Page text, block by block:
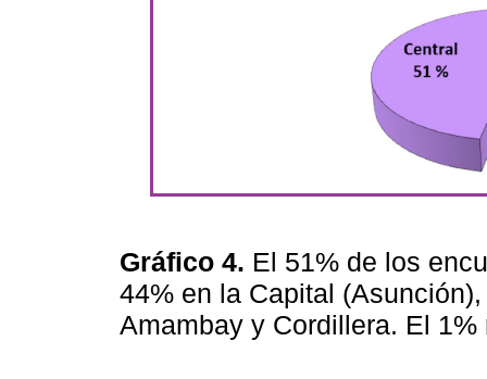
Gráfico 4. El 51% de los
44% en la Capital
Amambay y Cordillera. El